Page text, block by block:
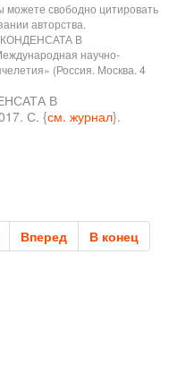
можете свободно цитировать
авторства.
КОНДЕНСАТА В
научно-
(Россия. Москва. 4
В
С. {см. журнал}.
Вперед В конец